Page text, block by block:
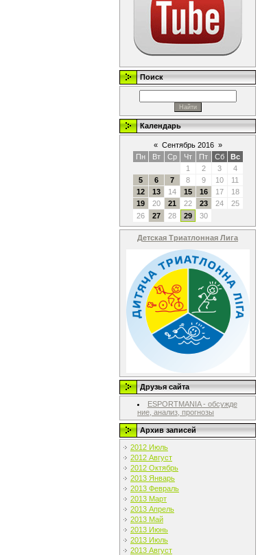
Поиск
Календарь
« Сентябрь 2016 »
Пн
Вт Ср Чт Пт Сб
Вс
1
2 3
4
5
6 7 8 9 10
11
12
13 14 15 16 17
18
19
20 21 22 23 24
25
26
27 28 29 30
Детская Триатлонная Лига
Друзья сайта
ESPORTMANIA - обсужде
ние, анализ, прогнозы
Архив записей
2012 Июль
2012 Август
2012 Октябрь
2013 Январь
2013 Февраль
2013 Март
2013 Апрель
2013 Май
2013 Июнь
2013 Июль
2013 Август